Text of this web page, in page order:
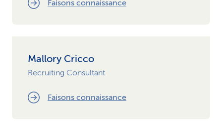
Faisons connaissance
Mallory Cricco
Recruiting Consultant
Faisons connaissance